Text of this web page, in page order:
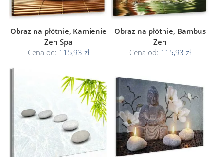
Obraz na płótnie, Kamienie
Zen Spa
Cena od: 115,93 zł
Obraz na płótnie, Bambus
Zen
Cena od: 115,93 zł